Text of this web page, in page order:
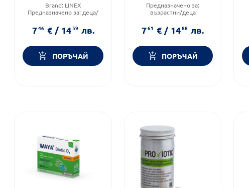
Brand: LINEX
Предназначено за: деца/
Приложение:орално
746 € / 1459 лв.
ПОРЪЧАЙ
Предназначено за:
възрастни/деца
Продуктова линия:
761 € / 1488 лв.
ПОРЪЧАЙ